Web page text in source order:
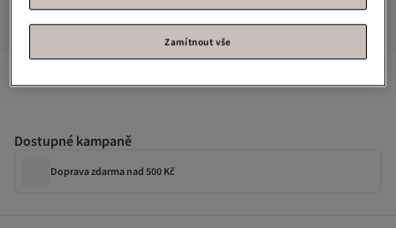
Dostupné kampaně
Doprava zdarma nad 500 Kč
Zamítnout vše